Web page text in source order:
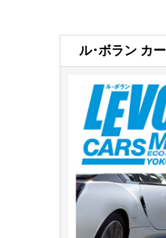
ル･ボラン カ